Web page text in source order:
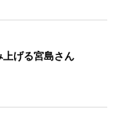
上げる宮島さん